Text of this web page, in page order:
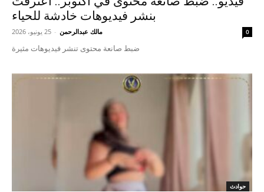
بنشر فيديوهات خادشة للحياء
مالك عبدالرحمن - 25 يونيو، 2026 0
ضبط صانعة محتوى تنشر فيديوهات مثيرة
حوادث